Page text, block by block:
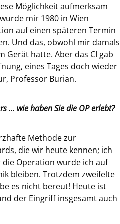
Möglichkeit aufmerksam
mir 1980 in Wien
auf einen späteren Termin
Und das, obwohl mir damals
Gerät hatte. Aber das CI gab
eines Tages doch wieder
Professor Burian.
… wie haben Sie die OP erlebt?
Methode zur
die wir heute kennen; ich
Operation wurde ich auf
bleiben. Trotzdem zweifelte
es nicht bereut! Heute ist
der Eingriff insgesamt auch